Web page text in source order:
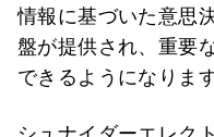
情報に基づいた意思
盤が提供され、重要
できるようになります